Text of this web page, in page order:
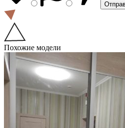
Похожие модели